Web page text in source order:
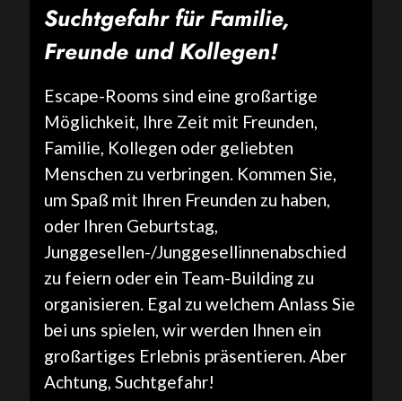
Suchtgefahr für Familie,
Freunde und Kollegen!
Escape-Rooms sind eine großartige
Möglichkeit, Ihre Zeit mit Freunden,
Familie, Kollegen oder geliebten
Menschen zu verbringen. Kommen Sie,
um Spaß mit Ihren Freunden zu haben,
oder Ihren Geburtstag,
Junggesellen-/Junggesellinnenabschied
zu feiern oder ein Team-Building zu
organisieren. Egal zu welchem Anlass Sie
bei uns spielen, wir werden Ihnen ein
großartiges Erlebnis präsentieren. Aber
Achtung, Suchtgefahr!